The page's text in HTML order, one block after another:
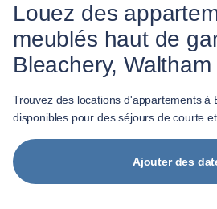
Louez des
meublés haut de
Bleachery, Waltham
Trouvez des locations d'appartements à
disponibles pour des séjours de courte
Ajouter des